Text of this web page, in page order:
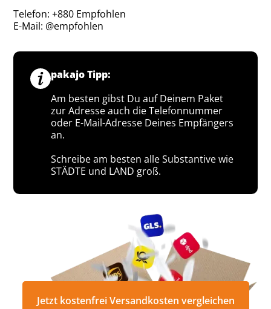
Telefon: +880 Empfohlen
E-Mail: @empfohlen
pakajo Tipp:
Am besten gibst Du auf Deinem Paket
zur Adresse auch die Telefonnummer
oder E-Mail-Adresse Deines Empfängers
an.
Schreibe am besten alle Substantive wie
STÄDTE und LAND groß.
Jetzt kostenfrei Versandkosten vergleichen